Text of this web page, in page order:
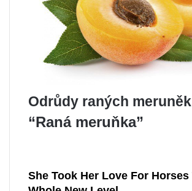
Odrůdy raných meruněk
“Raná meruňka”